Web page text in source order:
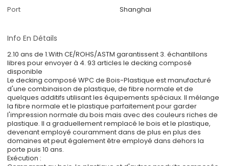
Port
Shanghai
Info En Détails
2.10 ans de 1.With CE/ROHS/ASTM garantissent 3. échantillons
libres pour envoyer à 4. 93 articles le decking composé
disponible
Le decking composé WPC de Bois-Plastique est manufacturé
d'une combinaison de plastique, de fibre normale et de
quelques additifs utilisant les équipements spéciaux. Il mélange
la fibre normale et le plastique parfaitement pour garder
l'impression normale du bois mais avec des couleurs riches de
plastique. Il a graduellement remplacé le bois et le plastique,
devenant employé couramment dans de plus en plus des
domaines et peut également être employé dans dehors la
porte puis 10 ans.
Exécution :